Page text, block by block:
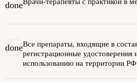
done
doneВсе препараты, входящие в
регистрационные удостоверения
использованию на территории